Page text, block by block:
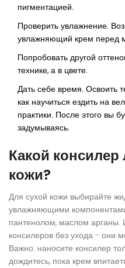
пигментацией.
Проверить увлажнение.
увлажняющий крем перед
Попробовать другой
технике, а в цвете.
Дать себе время. Освоить
как научиться ездить на
практики. После этого вы
задумываясь.
Какой
кожи?
Для сухой кожи выбирайте
увлажняющими
пантенолом, маслом арганы.
консилеров без ухода - они
Важно: наносите консилер
дождитесь, пока крем